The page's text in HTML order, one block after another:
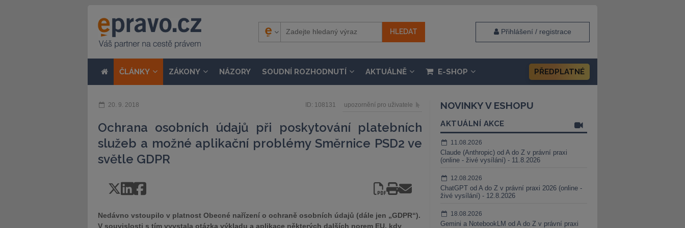
Přihlášení / registrace
ČLÁNKY ZÁKONY NÁZORY SOUDNÍ ROZHODNUTÍ AKTUÁLNĚ E-SHOP PŘEDPLATNÉ
20. 9. 2018 ID: 108131 upozornění pro uživatele
Ochrana osobních údajů při poskytování platebních
služeb a možné aplikační problémy Směrnice PSD2 ve
světle GDPR
Nedávno vstoupilo v platnost Obecné nařízení o ochraně osobních údajů (dále jen „GDPR“).
V souvislosti s tím vyvstala otázka výkladu a aplikace některých dalších norem EU, kdy
NOVINKY V ESHOPU
AKTUÁLNÍ AKCE
11.08.2026
Claude (Anthropic) od A do Z v právní praxi
(online - živé vysílání) - 11.8.2026
12.08.2026
ChatGPT od A do Z v právní praxi 2026 (online -
živé vysílání) - 12.8.2026
18.08.2026
Gemini a NotebookLM od A do Z v právní praxi